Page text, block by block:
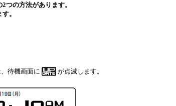
つの方法があります。
。
待機画面に が点滅します。